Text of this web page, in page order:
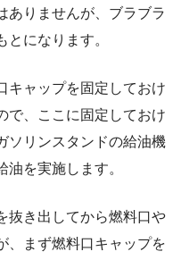
ありませんが、ブラブラ
とになります。
キャップを固定しておけ
で、ここに固定しておけ
ソリンスタンドの給油機
を実施します。
抜き出してから燃料口や
、まず燃料口キャップを